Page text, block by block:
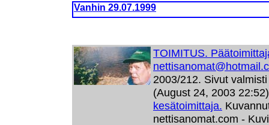
Vanhin 29.07.1999
TOIMITUS.
2003/212. Sivut
(August 24, 2003
kesätoimittaja.
nettisanomat.com -